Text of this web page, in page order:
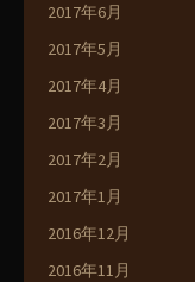
2017年6月
2017年5月
2017年4月
2017年3月
2017年2月
2017年1月
2016年12月
2016年11月